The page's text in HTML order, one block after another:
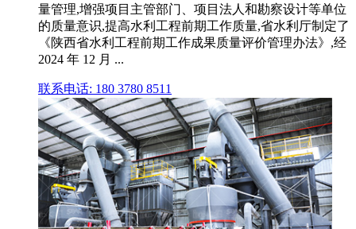
量管理,增强项目主管部门、项目法人和勘察设计等单位
的质量意识,提高水利工程前期工作质量,省水利厅制定了
《陕西省水利工程前期工作成果质量评价管理办法》,经
2024 年 12 月 ...
联系电话: 180 3780 8511